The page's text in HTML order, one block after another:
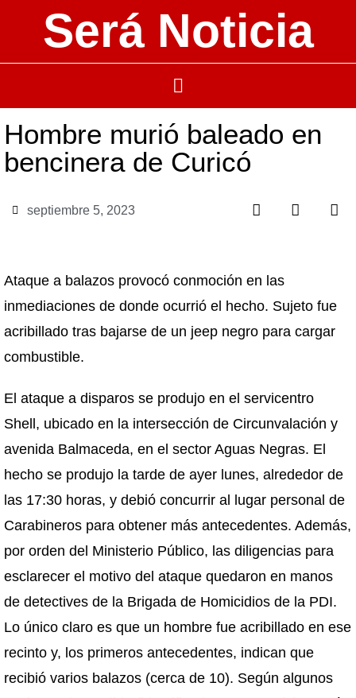
Será Noticia
Hombre murió baleado en
bencinera de Curicó
septiembre 5, 2023
Ataque a balazos provocó conmoción en las
inmediaciones de donde ocurrió el hecho. Sujeto fue
acribillado tras bajarse de un jeep negro para cargar
combustible.
El ataque a disparos se produjo en el servicentro
Shell, ubicado en la intersección de Circunvalación y
avenida Balmaceda, en el sector Aguas Negras. El
hecho se produjo la tarde de ayer lunes, alrededor de
las 17:30 horas, y debió concurrir al lugar personal de
Carabineros para obtener más antecedentes. Además,
por orden del Ministerio Público, las diligencias para
esclarecer el motivo del ataque quedaron en manos
de detectives de la Brigada de Homicidios de la PDI.
Lo único claro es que un hombre fue acribillado en ese
recinto y, los primeros antecedentes, indican que
recibió varios balazos (cerca de 10). Según algunos